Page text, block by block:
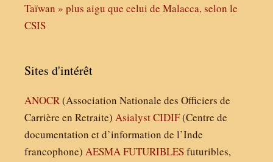
Taïwan » plus aigu que celui de Malacca, selon le
CSIS
Sites d'intérêt
ANOCR(Association Nationale des Officiers de
Carrière en Retraite) AsialystCIDIF(Centre de
documentation et d’information de l’Inde
francophone) AESMAFUTURIBLESfuturibles,